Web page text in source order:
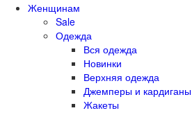
Женщинам
Sale
Одежда
Вся одежда
Новинки
Верхняя одежда
Джемперы и кардиганы
Жакеты